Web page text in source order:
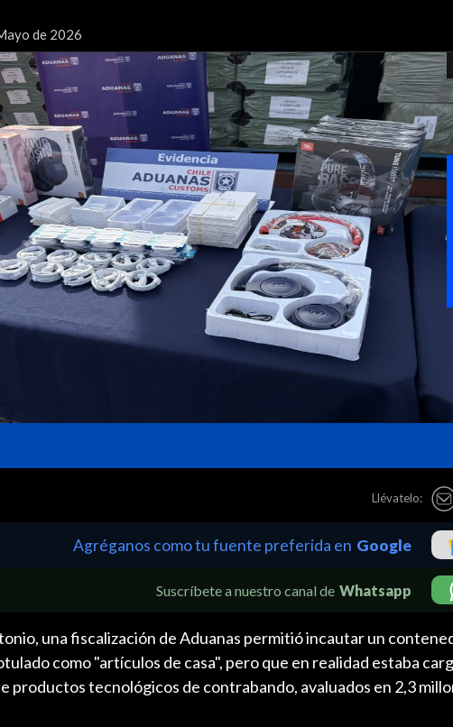
de 2026
Llévatelo:
Agréganos como tu fuente preferida en Google
Suscríbete a nuestro canal de Whatsapp
una fiscalización de Aduanas permitió incautar un
como "artículos de casa", pero que en realidad estaba
productos tecnológicos de contrabando, avaluados en 2,3